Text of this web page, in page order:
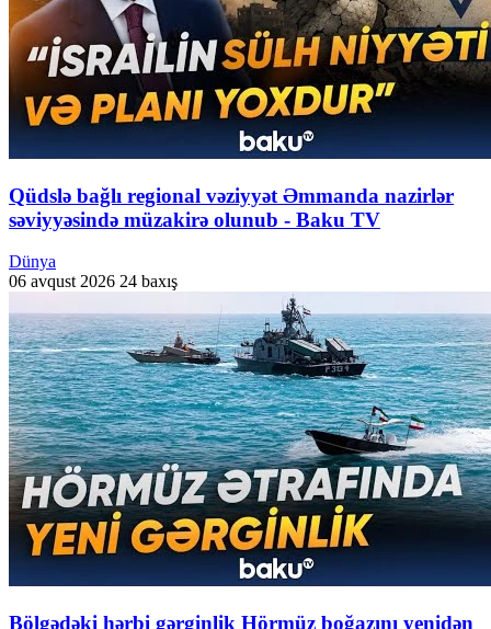
Qüdslə bağlı regional vəziyyət Əmmanda nazirlər
səviyyəsində müzakirə olunub - Baku TV
Dünya
06 avqust 2026 24 baxış
Bölgədəki hərbi gərginlik Hörmüz boğazını yenidən